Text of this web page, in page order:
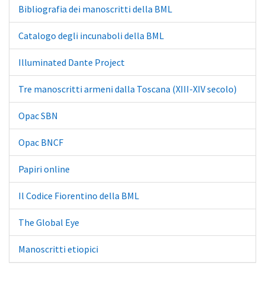
Bibliografia dei manoscritti della BML
Catalogo degli incunaboli della BML
Illuminated Dante Project
Tre manoscritti armeni dalla Toscana (XIII-XIV secolo)
Opac SBN
Opac BNCF
Papiri online
Il Codice Fiorentino della BML
The Global Eye
Manoscritti etiopici